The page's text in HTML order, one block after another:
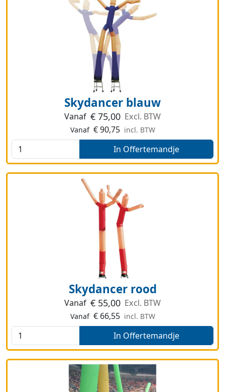
Skydancer blauw
Vanaf € 75,00 Excl. BTW
Vanaf € 90,75 incl. BTW
In Offertemandje
Skydancer rood
Vanaf € 55,00 Excl. BTW
Vanaf € 66,55 incl. BTW
In Offertemandje